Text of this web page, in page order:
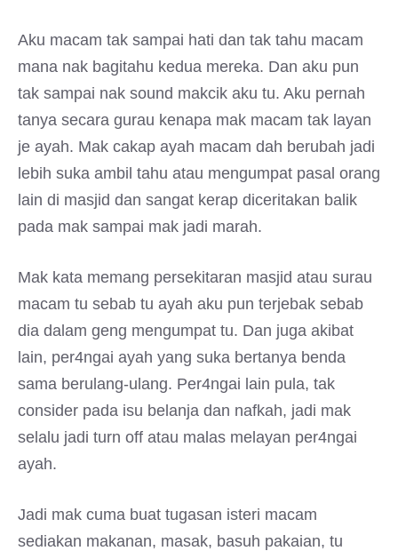
Aku macam tak sampai hati dan tak tahu macam
mana nak bagitahu kedua mereka. Dan aku pun
tak sampai nak sound makcik aku tu. Aku pernah
tanya secara gurau kenapa mak macam tak layan
je ayah. Mak cakap ayah macam dah berubah jadi
lebih suka ambil tahu atau mengumpat pasal orang
lain di masjid dan sangat kerap diceritakan balik
pada mak sampai mak jadi marah.
Mak kata memang persekitaran masjid atau surau
macam tu sebab tu ayah aku pun terjebak sebab
dia dalam geng mengumpat tu. Dan juga akibat
lain, per4ngai ayah yang suka bertanya benda
sama berulang-ulang. Per4ngai lain pula, tak
consider pada isu belanja dan nafkah, jadi mak
selalu jadi turn off atau malas melayan per4ngai
ayah.
Jadi mak cuma buat tugasan isteri macam
sediakan makanan, masak, basuh pakaian, tu